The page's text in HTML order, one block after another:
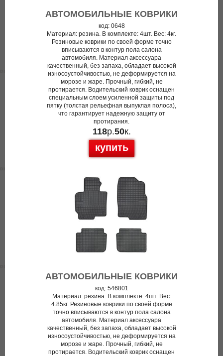
АВТОМОБИЛЬНЫЕ КОВРИКИ
код: 0648
Материал: резина. В комплекте: 4шт. Вес: 4кг.
Резиновые коврики по своей форме точно
вписываются в контур пола салона
автомобиля. Материал аксессуара
качественный, без запаха, обладает высокой
износоустойчивостью, не деформируется на
морозе и жаре. Прочный, гибкий, не
протирается. Водительский коврик оснащен
специальным слоем усиленной защиты под
пятку (толстая рельефная выпуклая полоса),
что гарантирует надежную защиту от
протирания.
118р.50к.
купить
АВТОМОБИЛЬНЫЕ КОВРИКИ
код: 546801
Материал: резина. В комплекте: 4шт. Вес:
4.85кг. Резиновые коврики по своей форме
точно вписываются в контур пола салона
автомобиля. Материал аксессуара
качественный, без запаха, обладает высокой
износоустойчивостью, не деформируется на
морозе и жаре. Прочный, гибкий, не
протирается. Водительский коврик оснащен